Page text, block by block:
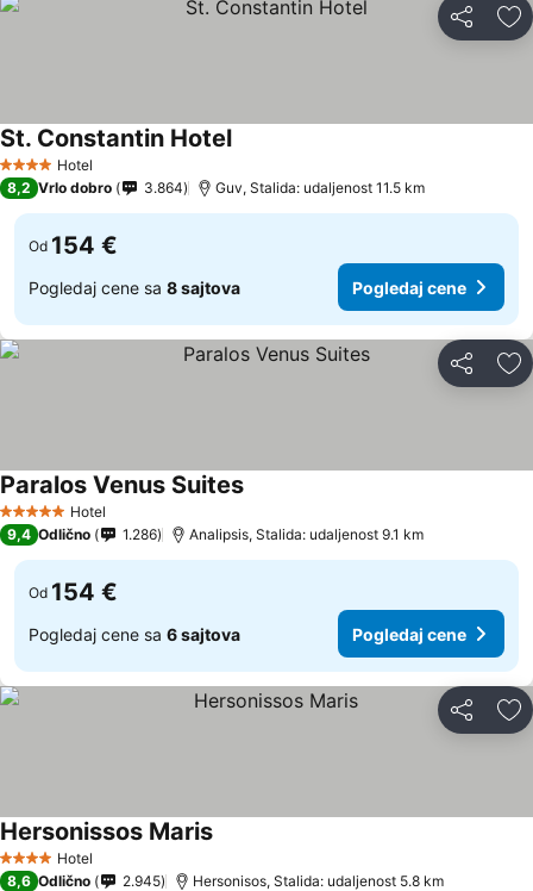
Deli
4 ZvezdiceHotel
St. Constantin Hotel
8,2 Vrlo dobro 3.864 Guv, Stalida: udaljenost 11.5 km
Od 154 €
Pogledaj cene sa 8 sajtova Pogledaj cene
Deli
5 ZvezdiceHotel
Paralos Venus Suites
9,4 Odlično 1.286 Analipsis, Stalida: udaljenost 9.1 km
Od 154 €
Pogledaj cene sa 6 sajtova Pogledaj cene
Deli
4 ZvezdiceHotel
Hersonissos Maris
8,6 Odlično 2.945 Hersonisos, Stalida: udaljenost 5.8 km